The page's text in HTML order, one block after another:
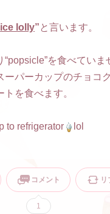
ice lolly” と言います。
を食べていま
ーパーカップのチョコ
を食べます。
to refrigerator lol
コメント
1